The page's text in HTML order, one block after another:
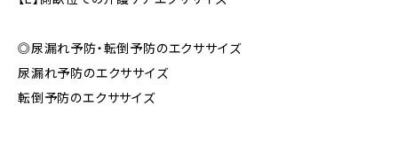
◎尿漏れ予防・転倒予防のエクササイズ
尿漏れ予防のエクササイズ
転倒予防のエクササイズ